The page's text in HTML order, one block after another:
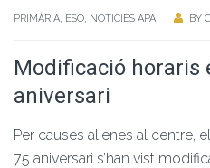
PRIMÀRIA, ESO, NOTICIES APA BY
Modificació horaris
aniversari
Per causes alienes al centre,
75 aniversari s’han vist